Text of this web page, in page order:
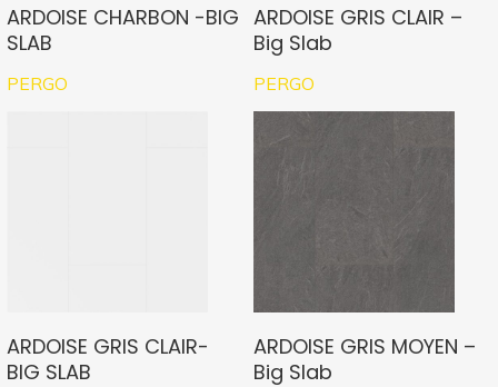
ARDOISE CHARBON -BIG
SLAB
PERGO
ARDOISE GRIS CLAIR –
Big Slab
PERGO
ARDOISE GRIS CLAIR-
BIG SLAB
ARDOISE GRIS MOYEN –
Big Slab